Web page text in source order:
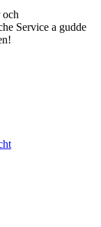
Service a gudde